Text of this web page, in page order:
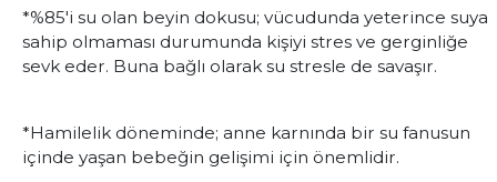
*%85'i su olan beyin dokusu; vücudunda yeterince suya
sahip olmaması durumunda kişiyi stres ve gerginliğe
sevk eder. Buna bağlı olarak su stresle de savaşır.
*Hamilelik döneminde; anne karnında bir su fanusun
içinde yaşan bebeğin gelişimi için önemlidir.